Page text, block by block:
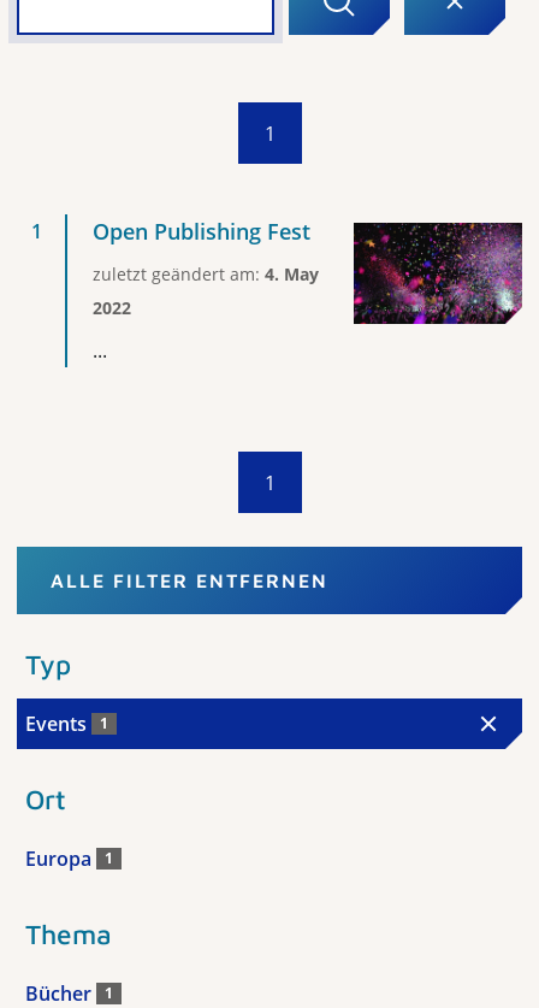
1
Open Publishing Fest
zuletzt geändert am: 4. May
2022
...
1
ALLE FILTER ENTFERNEN
Typ
Events 1
Ort
Europa 1
Thema
Bücher 1